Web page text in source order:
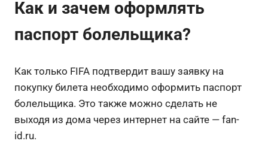
Как и зачем оформлять
паспорт болельщика?
Как только FIFA подтвердит вашу заявку на
покупку билета необходимо оформить паспорт
болельщика. Это также можно сделать не
выходя из дома через интернет на сайте — fan-
id.ru.